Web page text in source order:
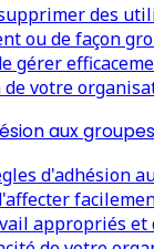
des
ou de façon
gérer
votre
aux groupes
d'adhésion
appropriés